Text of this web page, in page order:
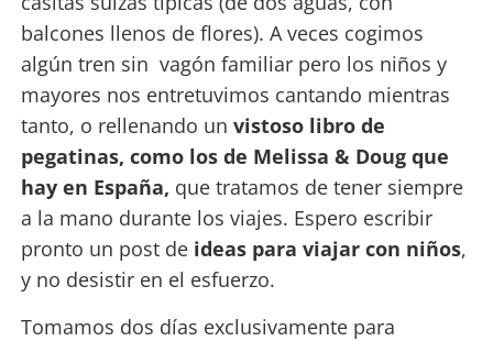
balcones llenos de flores). A veces cogimos
algún tren sin vagón familiar pero los niños y
mayores nos entretuvimos cantando mientras
tanto, o rellenando un vistoso libro de
pegatinas, como los de Melissa & Doug que
hay en España, que tratamos de tener siempre
a la mano durante los viajes. Espero escribir
pronto un post deideas para viajar con niños,
y no desistir en el esfuerzo.
Tomamos dos días exclusivamente para